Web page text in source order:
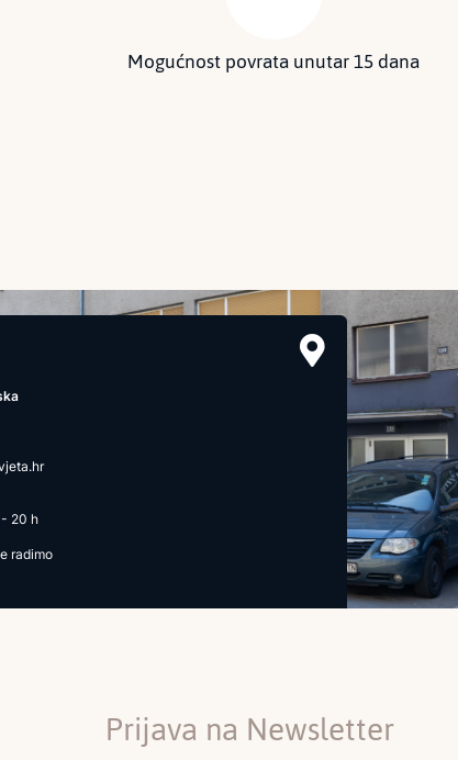
Mogućnost povrata unutar 15 dana
20 h
radimo
Prijava na Newsletter